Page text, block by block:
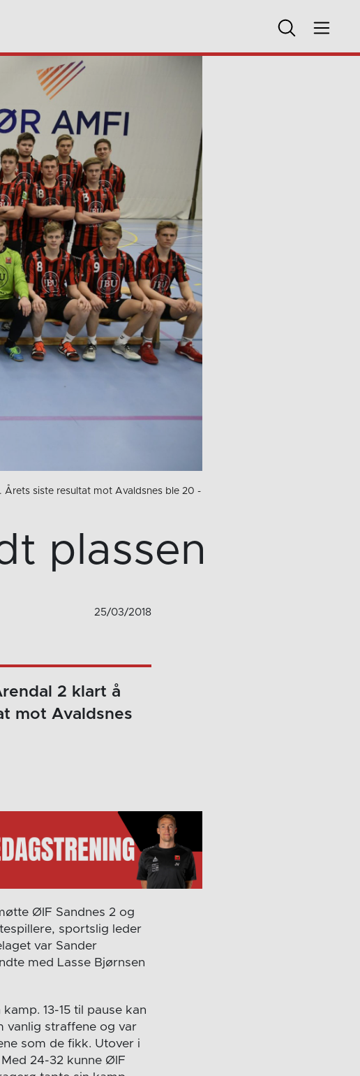
siste resultat mot Avaldsnes ble 20 -
plassen
25/03/2018
2 klart å
mot Avaldsnes
ØIF Sandnes 2 og
sportslig leder
var Sander
med Lasse Bjørnsen
13-15 til pause kan
vanlig straffene og var
som de fikk. Utover i
24-32 kunne ØIF